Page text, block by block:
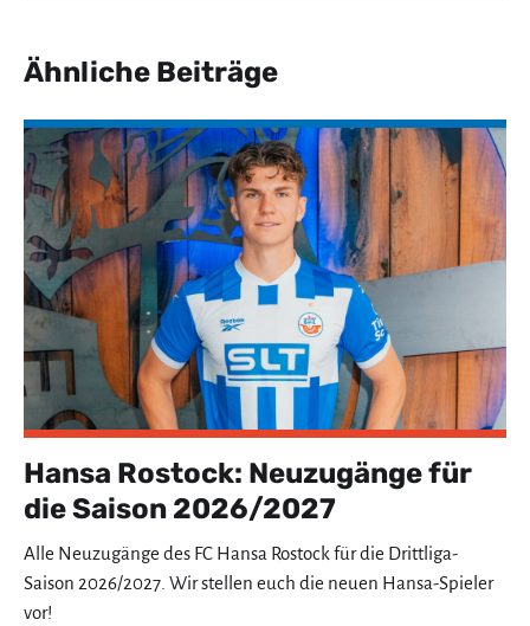
Ähnliche Beiträge
Hansa Rostock: Neuzugänge für
die Saison 2026/2027
Alle Neuzugänge des FC Hansa Rostock für die Drittliga-
Saison 2026/2027. Wir stellen euch die neuen Hansa-Spieler
vor!